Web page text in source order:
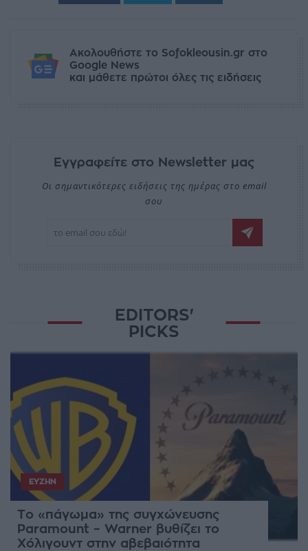
Ακολουθήστε το Sofokleousin.gr στο
Google News
και μάθετε πρώτοι όλες τις ειδήσεις
Εγγραφείτε στο Newsletter μας
Οι σημαντικότερες ειδήσεις της ημέρας στο email
σου
EDITORS'
PICKS
ΕΥΖΗΝ
Το «πάγωμα» της συγχώνευσης
Paramount – Warner βυθίζει το
Χόλιγουντ στην αβεβαιότητα